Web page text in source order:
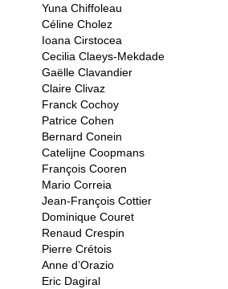
Yuna Chiffoleau
Céline Cholez
Ioana Cirstocea
Cecilia Claeys-Mekdade
Gaëlle Clavandier
Claire Clivaz
Franck Cochoy
Patrice Cohen
Bernard Conein
Catelijne Coopmans
François Cooren
Mario Correia
Jean-François Cottier
Dominique Couret
Renaud Crespin
Pierre Crétois
Anne d’Orazio
Eric Dagiral